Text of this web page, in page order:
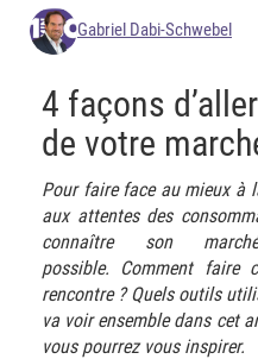
Gabriel Dabi-Schwebel
4 façons
de votre
Pour faire face au mieux à
aux attentes des
connaître son
possible. Comment faire
rencontre ? Quels outils
va voir ensemble dans cet
vous pourrez vous inspirer.